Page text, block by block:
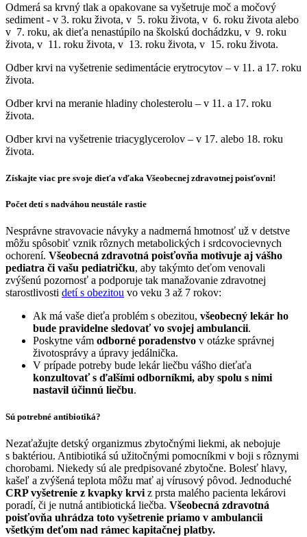
Odmerá sa krvný tlak a opakovane sa vyšetruje moč a močový
sediment - v 3. roku života, v 5. roku života, v 6. roku života alebo
v 7. roku, ak dieťa nenastúpilo na školskú dochádzku, v 9. roku
života, v 11. roku života, v 13. roku života, v 15. roku života.
Odber krvi na vyšetrenie sedimentácie erytrocytov – v 11. a 17. roku
života.
Odber krvi na meranie hladiny cholesterolu – v 11. a 17. roku
života.
Odber krvi na vyšetrenie triacyglycerolov – v 17. alebo 18. roku
života.
Získajte viac pre svoje dieťa vďaka Všeobecnej zdravotnej poisťovni!
Počet detí s nadváhou neustále rastie
Nesprávne stravovacie návyky a nadmerná hmotnosť už v detstve
môžu spôsobiť vznik rôznych metabolických i srdcovocievnych
ochorení. Všeobecná zdravotná poisťovňa motivuje aj vášho
pediatra či vašu pediatričku, aby takýmto deťom venovali
zvýšenú pozornosť a podporuje tak manažovanie zdravotnej
starostlivosti detí s obezitou vo veku 3 až 7 rokov:
Ak má vaše dieťa problém s obezitou, všeobecný lekár ho
bude pravidelne sledovať vo svojej ambulancii.
Poskytne vám odborné poradenstvo v otázke správnej
životosprávy a úpravy jedálnička.
V prípade potreby bude lekár liečbu vášho dieťaťa
konzultovať s ďalšími odborníkmi, aby spolu s nimi
nastavil účinnú liečbu.
Sú potrebné antibiotiká?
Nezaťažujte detský organizmus zbytočnými liekmi, ak nebojuje
s baktériou. Antibiotiká sú užitočnými pomocníkmi v boji s rôznymi
chorobami. Niekedy sú ale predpisované zbytočne. Bolesť hlavy,
kašeľ a zvýšená teplota môžu mať aj vírusový pôvod. Jednoduché
CRP vyšetrenie z kvapky krviz prsta malého pacienta lekárovi
poradí, či je nutná antibiotická liečba. Všeobecná zdravotná
poisťovňa uhrádza toto vyšetrenie priamo v ambulancii
všetkým deťom nad rámec kapitačnej platby.